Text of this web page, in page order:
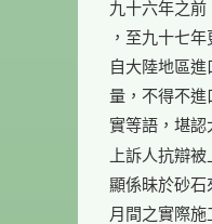
九十六年之前
，至九十七
自大陸地區
量，不得不進
實等語，堪認
上訴人抗辯
顯係昧於砂石
月間之實際